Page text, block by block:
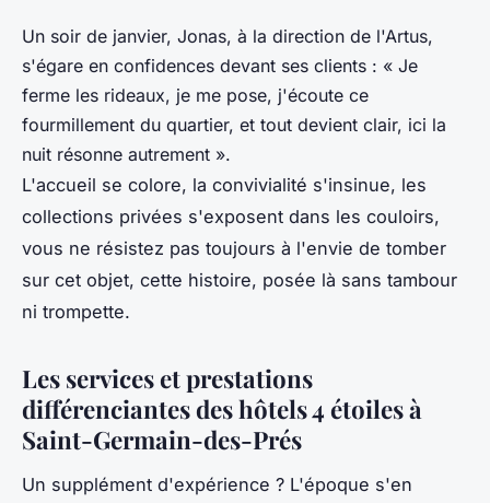
Un soir de janvier, Jonas, à la direction de l'Artus,
s'égare en confidences devant ses clients : « Je
ferme les rideaux, je me pose, j'écoute ce
fourmillement du quartier, et tout devient clair, ici la
nuit résonne autrement ».
L'accueil se colore, la convivialité s'insinue, les
collections privées s'exposent dans les couloirs,
vous ne résistez pas toujours à l'envie de tomber
sur cet objet, cette histoire, posée là sans tambour
ni trompette.
Les services et prestations
différenciantes des hôtels 4 étoiles à
Saint-Germain-des-Prés
Un supplément d'expérience ? L'époque s'en